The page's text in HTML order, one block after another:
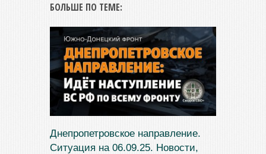
БОЛЬШЕ ПО ТЕМЕ:
Днепропетровское направление.
Ситуация на 06.09.25. Новости,